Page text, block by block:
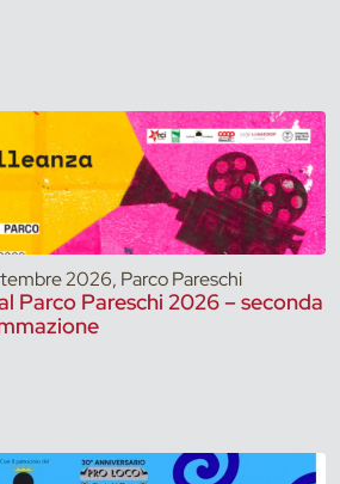
2026, Parco Pareschi
Parco Pareschi 2026 – seconda